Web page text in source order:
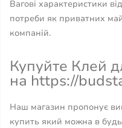
Вагові характеристики
потреби як приватних
компаній.
Купуйте Клей
на https://
Наш магазин пропонує
купить який можна в